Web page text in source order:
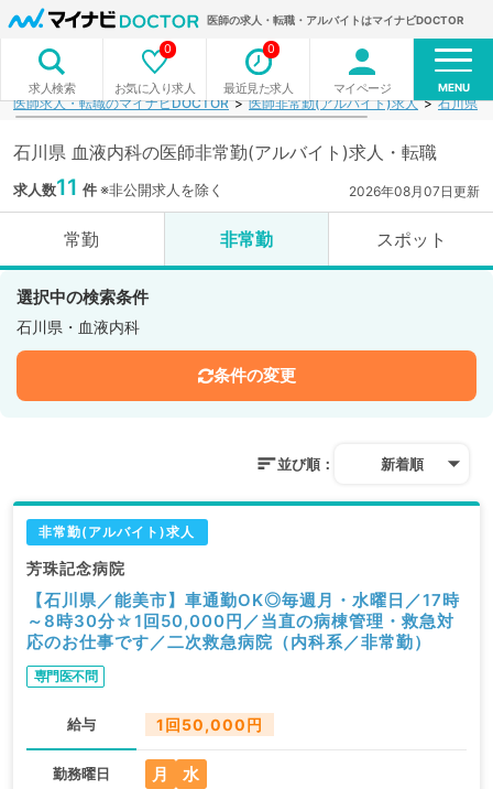
医師の求人・転職・アルバイトはマイナビDOCTOR
求人検索 お気に入り求人
0
最近見た求人
0
マイページ MENU
医師求人・転職のマイナビDOCTOR 医師非常勤(アルバイト)求人 石川県
石川県 血液内科の医師非常勤(アルバイト)求人・転職
求人数11 件※非公開求人を除く 2026年08月07日更新
常勤 非常勤 スポット
選択中の検索条件
石川県・血液内科
条件の変更
並び順： 新着順
非常勤(アルバイト)求人
芳珠記念病院
【石川県／能美市】車通勤OK◎毎週月・水曜日／17時
～8時30分☆1回50,000円／当直の病棟管理・救急対
応のお仕事です／二次救急病院（内科系／非常勤）
専門医不問
給与 1回50,000円
勤務曜日 月 水